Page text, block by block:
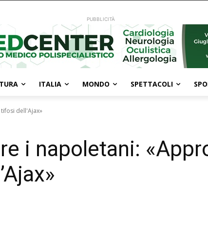
PUBBLICITÀ
ITALIA MONDO SPETTACOLI
dell'Ajax»
i napoletani: